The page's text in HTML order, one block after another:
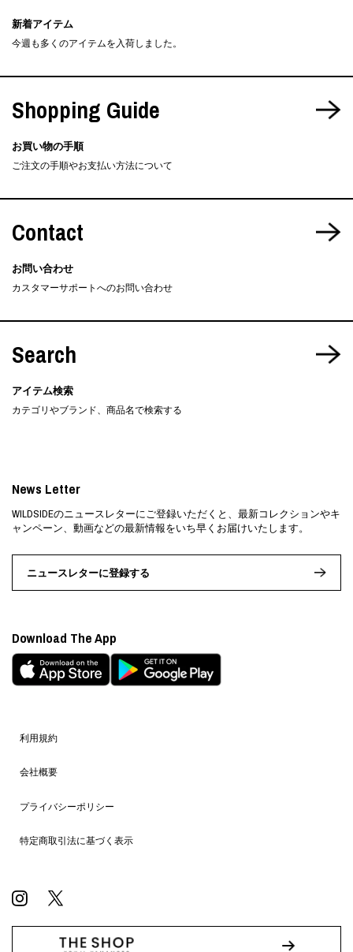
新着アイテム
今週も多くのアイテムを入荷しました。
Shopping Guide
お買い物の手順
ご注文の手順やお支払い方法について
Contact
お問い合わせ
カスタマーサポートへのお問い合わせ
Search
アイテム検索
カテゴリやブランド、商品名で検索する
利用規約
会社概要
プライバシーポリシー
特定商取引法に基づく表示
News Letter
WILDSIDEのニュースレターにご登録いただくと、最新コレクションやキ
ャンペーン、動画などの最新情報をいち早くお届けいたします。
ニュースレターに登録する
Download The App